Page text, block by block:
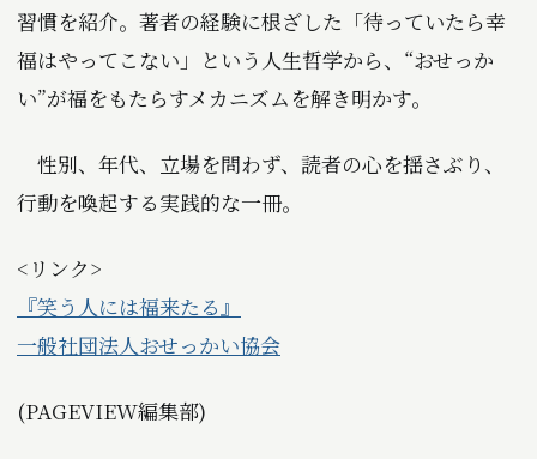
習慣を紹介。著者の経験に根ざした「待っていたら幸
福はやってこない」という人生哲学から、“おせっか
い”が福をもたらすメカニズムを解き明かす。
性別、年代、立場を問わず、読者の心を揺さぶり、
行動を喚起する実践的な一冊。
<リンク>
『笑う人には福来たる』
一般社団法人おせっかい協会
(PAGEVIEW編集部)